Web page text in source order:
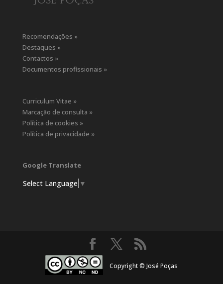
Recomendações »
Destaques »
Contactos »
Documentos profissionais »
Curriculum Vitae »
Marcação de consulta »
Política de cookies »
Política de privacidade »
Google Translate
Select Language ▼
Copyright © José Poças